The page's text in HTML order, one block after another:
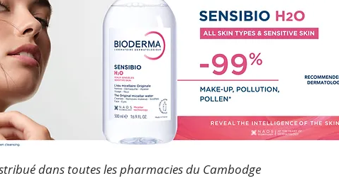
dans toutes les pharmacies du Cambodge